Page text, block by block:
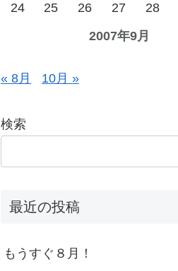
2007年9月
24
25 26 27 28
« 8月 10月 »
検索
最近の投稿
もうすぐ８月！